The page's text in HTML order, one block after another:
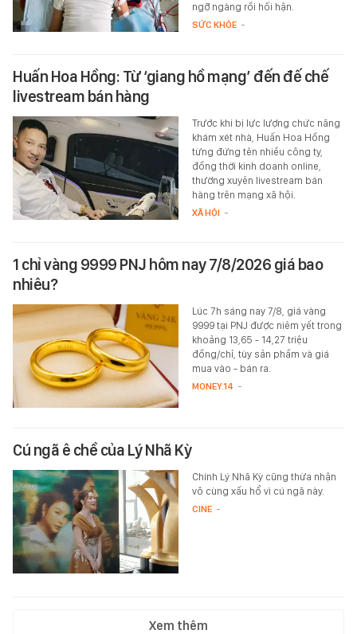
ngỡ ngàng rồi hối hận.
SỨC KHỎE -
Huấn Hoa Hồng: Từ ‘giang hồ mạng’ đến đế chế
livestream bán hàng
Trước khi bị lực lượng chức năng
khám xét nhà, Huấn Hoa Hồng
từng đứng tên nhiều công ty,
đồng thời kinh doanh online,
thường xuyên livestream bán
hàng trên mạng xã hội.
XÃ HỘI -
1 chỉ vàng 9999 PNJ hôm nay 7/8/2026 giá bao
nhiêu?
Lúc 7h sáng nay 7/8, giá vàng
9999 tại PNJ được niêm yết trong
khoảng 13,65 - 14,27 triệu
đồng/chỉ, tùy sản phầm và giá
mua vào - bán ra.
MONEY.14 -
Cú ngã ê chề của Lý Nhã Kỳ
Chính Lý Nhã Kỳ cũng thừa nhận
vô cùng xấu hổ vì cú ngã này.
CINE -
Xem thêm